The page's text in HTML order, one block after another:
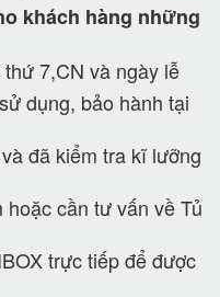
khách hàng những
7,CN và ngày lễ
dụng, bảo hành tại
đã kiểm tra kĩ lưỡng
hoặc cần tư vấn về Tủ
trực tiếp để được